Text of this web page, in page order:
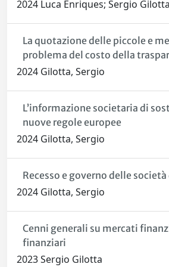
2024 Luca Enriques; Sergio Gilotta
La quotazione delle piccole e
problema del costo della
2024 Gilotta, Sergio
L’informazione societaria di
nuove regole europee
2024 Gilotta, Sergio
Recesso e governo delle
2024 Gilotta, Sergio
Cenni generali su mercati
finanziari
2023 Sergio Gilotta